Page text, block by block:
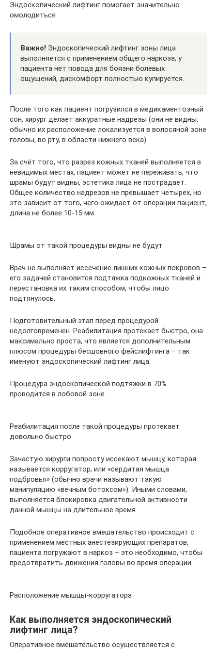
Эндоскопический лифтинг помогает значительно
омолодиться
Важно! Эндоскопический лифтинг зоны лица
выполняется с применением общего наркоза, у
пациента нет повода для боязни болевых
ощущений, дискомфорт полностью купируется.
После того как пациент погрузился в медикаментозный
сон, хирург делает аккуратные надрезы (они не видны,
обычно их расположение локализуется в волосяной зоне
головы, во рту, в области нижнего века).
За счёт того, что разрез кожных тканей выполняется в
невидимых местах, пациент может не переживать, что
шрамы будут видны, эстетика лица не пострадает.
Общее количество надрезов не превышает четырёх, но
это зависит от того, чего ожидает от операции пациент,
длина не более 10-15 мм.
Шрамы от такой процедуры видны не будут
Врач не выполняет иссечение лишних кожных покровов –
его задачей становится подтяжка подкожных тканей и
перестановка их таким способом, чтобы лицо
подтянулось.
Подготовительный этап перед процедурой
недолговременен. Реабилитация протекает быстро, она
максимально проста, что является дополнительным
плюсом процедуры бесшовного фейслифтинга – так
именуют эндоскопический лифтинг лица.
Процедура эндоскопической подтяжки в 70%
проводится в лобовой зоне.
Реабилитация после такой процедуры протекает
довольно быстро
Зачастую хирурги попросту иссекают мышцу, которая
называется корругатор, или «сердитая мышца
подбровья» (обычно врачи называют такую
манипуляцию «вечным ботоксом»). Иными словами,
выполняется блокировка двигательной активности
данной мышцы на длительное время.
Подобное оперативное вмешательство происходит с
применением местных анестезирующих препаратов,
пациента погружают в наркоз – это необходимо, чтобы
предотвратить движения головы во время операции.
Расположение мышцы-корругатора
Как выполняется эндоскопический
лифтинг лица?
Оперативное вмешательство осуществляется с